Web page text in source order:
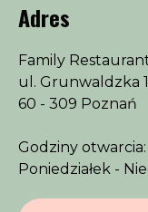
Adres
Family
ul. Grunwaldzka
60 - 309 Poznań
Godziny otwarcia:
Poniedziałek -